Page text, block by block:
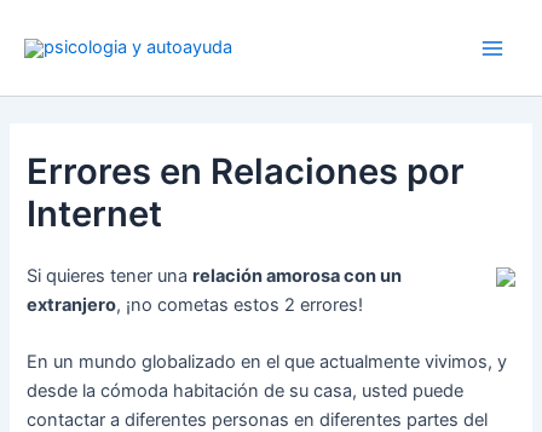
Errores en Relaciones por
Internet
Si quieres tener unarelación amorosa con un
extranjero, ¡no cometas estos 2 errores!
En un mundo globalizado en el que actualmente vivimos, y
desde la cómoda habitación de su casa, usted puede
contactar a diferentes personas en diferentes partes del